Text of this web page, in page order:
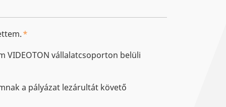
VIDEOTON vállalatcsoporton belüli
a pályázat lezárultát követő